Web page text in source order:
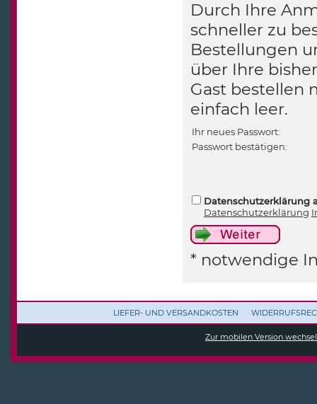
Durch Ihre
schneller zu
Bestellungen
über Ihre
Gast bestellen
einfach leer.
Ihr neues Passwort:
Passwort bestätigen:
Datenschutzerklärung
Datenschutzerklärung
* notwendige
LIEFER- UND VERSANDKOSTEN
Zur mobilen Version